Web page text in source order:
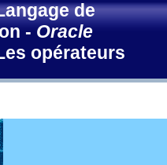
de
- Oracle
opérateurs